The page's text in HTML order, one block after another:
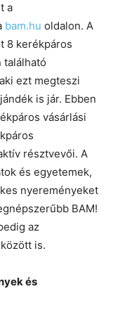
a
bam.hu oldalon. A
8 kerékpáros
található
ezt megteszi
is jár. Ebben
vásárlási
résztvevői. A
és egyetemek,
nyereményeket
BAM!
az
is.
és